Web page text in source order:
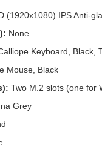
(1920x1080) IPS Anti-
None
Keyboard, Black,
Mouse, Black
Two M.2 slots (one for
Grey